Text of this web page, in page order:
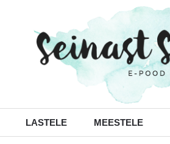
LASTELE MEESTELE